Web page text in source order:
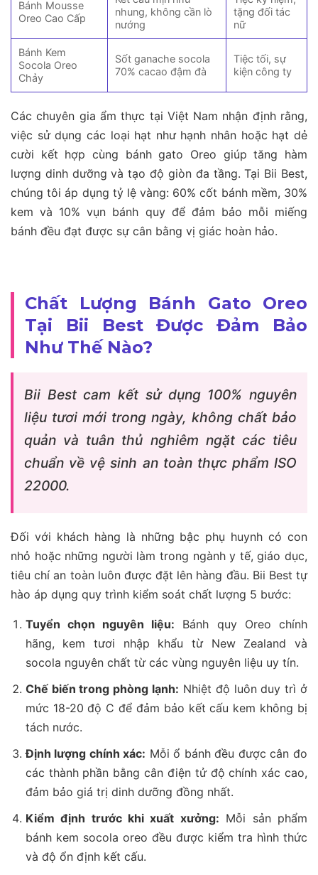
Bánh Mousse
Oreo Cao Cấp
nhung, không cần lò
nướng
tặng đối tác
nữ
Bánh Kem
Socola Oreo
Chảy
Sốt ganache socola
70% cacao đậm đà
Tiệc tối, sự
kiện công ty
Các chuyên gia ẩm thực tại Việt Nam nhận định rằng,
việc sử dụng các loại hạt như hạnh nhân hoặc hạt dẻ
cười kết hợp cùng bánh gato Oreo giúp tăng hàm
lượng dinh dưỡng và tạo độ giòn đa tầng. Tại Bii Best,
chúng tôi áp dụng tỷ lệ vàng: 60% cốt bánh mềm, 30%
kem và 10% vụn bánh quy để đảm bảo mỗi miếng
bánh đều đạt được sự cân bằng vị giác hoàn hảo.
Chất Lượng Bánh Gato Oreo
Tại Bii Best Được Đảm Bảo
Như Thế Nào?
Bii Best cam kết sử dụng 100% nguyên
liệu tươi mới trong ngày, không chất bảo
quản và tuân thủ nghiêm ngặt các tiêu
chuẩn về vệ sinh an toàn thực phẩm ISO
22000.
Đối với khách hàng là những bậc phụ huynh có con
nhỏ hoặc những người làm trong ngành y tế, giáo dục,
tiêu chí an toàn luôn được đặt lên hàng đầu. Bii Best tự
hào áp dụng quy trình kiểm soát chất lượng 5 bước:
Tuyển chọn nguyên liệu: Bánh quy Oreo chính
hãng, kem tươi nhập khẩu từ New Zealand và
socola nguyên chất từ các vùng nguyên liệu uy tín.
Chế biến trong phòng lạnh: Nhiệt độ luôn duy trì ở
mức 18-20 độ C để đảm bảo kết cấu kem không bị
tách nước.
Định lượng chính xác: Mỗi ổ bánh đều được cân đo
các thành phần bằng cân điện tử độ chính xác cao,
đảm bảo giá trị dinh dưỡng đồng nhất.
Kiểm định trước khi xuất xưởng: Mỗi sản phẩm
bánh kem socola oreo đều được kiểm tra hình thức
và độ ổn định kết cấu.